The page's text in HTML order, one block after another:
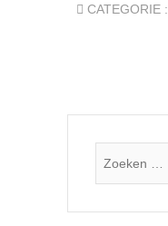
CATEGORIE :